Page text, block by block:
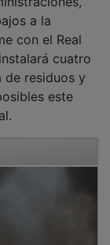
a la
con el Real
cuatro
de residuos y
este